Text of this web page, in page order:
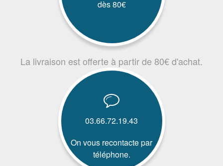
dès 80€
La livraison est offerte à partir de 80€ d'achat.
03.66.72.19.43
On vous recontacte par
téléphone.